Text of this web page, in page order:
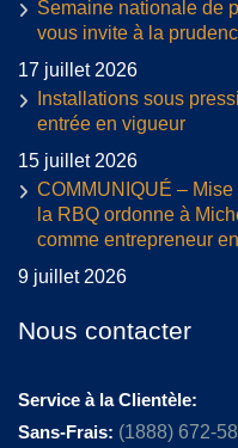
Semaine nationale de
vous invite à la
17 juillet 2026
Installations sous
entrée en vigueur
15 juillet 2026
COMMUNIQUÉ –
la RBQ ordonne à
comme entrepreneur
9 juillet 2026
Nous contacter
Service à la Clientèle:
Sans-Frais: (1888) 672-